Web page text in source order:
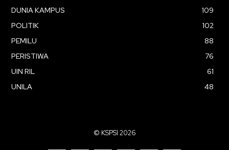
DUNIA KAMPUS
109
POLITIK
102
PEMILU
88
PERISTIWA
76
UIN RIL
61
UNILA
48
© KSPSI 2026